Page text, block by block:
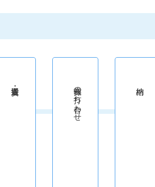
葬儀の打ち合わせ